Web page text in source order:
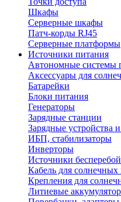
Шкафы
Серверные шкафы
Патч-корды RJ45
Серверные платформы
Источники питания
Автономные системы
Аксессуары для
Батарейки
Блоки питания
Генераторы
Зарядные станции
Зарядные устройства
ИБП, стабилизаторы
Инверторы
Источники
Кабель для солнечных
Крепления для
Литиевые